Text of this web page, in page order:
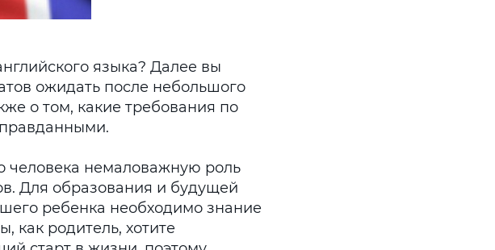
языка? Далее вы
ожидать после небольшого
о том, какие требования по
человека немаловажную роль
Для образования и будущей
ребенка необходимо знание
как родитель, хотите